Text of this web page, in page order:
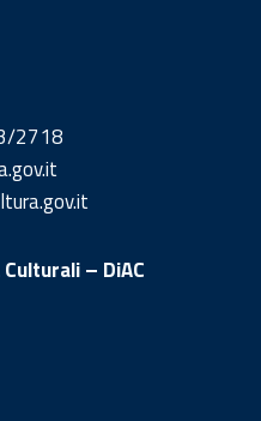
2718
– DiAC